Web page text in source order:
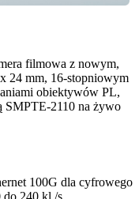
filmowa z nowym,
24 mm, 16-stopniowym
obiektywów PL,
SMPTE-2110 na żywo
100G dla cyfrowego